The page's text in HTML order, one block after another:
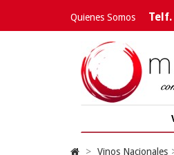
Quienes Somos Telf.
> Vinos Nacionales